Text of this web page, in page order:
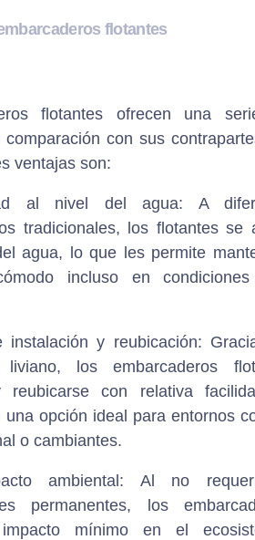
flotantes
flotantes ofrecen una
comparación con sus
ventajas son:
al nivel del agua: A
tradicionales, los flotantes se
agua, lo que les permite
incluso en
instalación y reubicación:
los embarcaderos
reubicarse con relativa
una opción ideal para entornos
o cambiantes.
ambiental : Al no
permanentes, los
mínimo en el